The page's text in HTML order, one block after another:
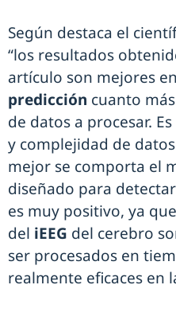
Según destaca el
“los resultados
artículo son mejores
predicción cuanto
de datos a procesar.
y complejidad de
mejor se comporta el
diseñado para
es muy positivo, ya
del iEEG del cerebro
ser procesados en
realmente eficaces en